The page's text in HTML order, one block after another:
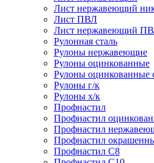
Лист нержавеющий
Лист ПВЛ
Лист нержавеющий
Рулонная сталь
Рулоны нержавеющие
Рулоны оцинкованные
Рулоны
Рулоны г/к
Рулоны х/к
Профнастил
Профнастил
Профнастил
Профнастил
Профнастил С8